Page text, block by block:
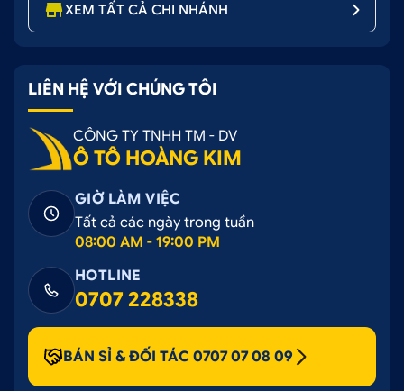
XEM TẤT CẢ CHI NHÁNH
LIÊN HỆ VỚI CHÚNG TÔI
CÔNG TY TNHH TM - DV
Ô TÔ HOÀNG KIM
GIỜ LÀM VIỆC
Tất cả các ngày trong tuần
08:00 AM - 19:00 PM
HOTLINE
0707 228338
BÁN SỈ & ĐỐI TÁC 0707 07 08 09